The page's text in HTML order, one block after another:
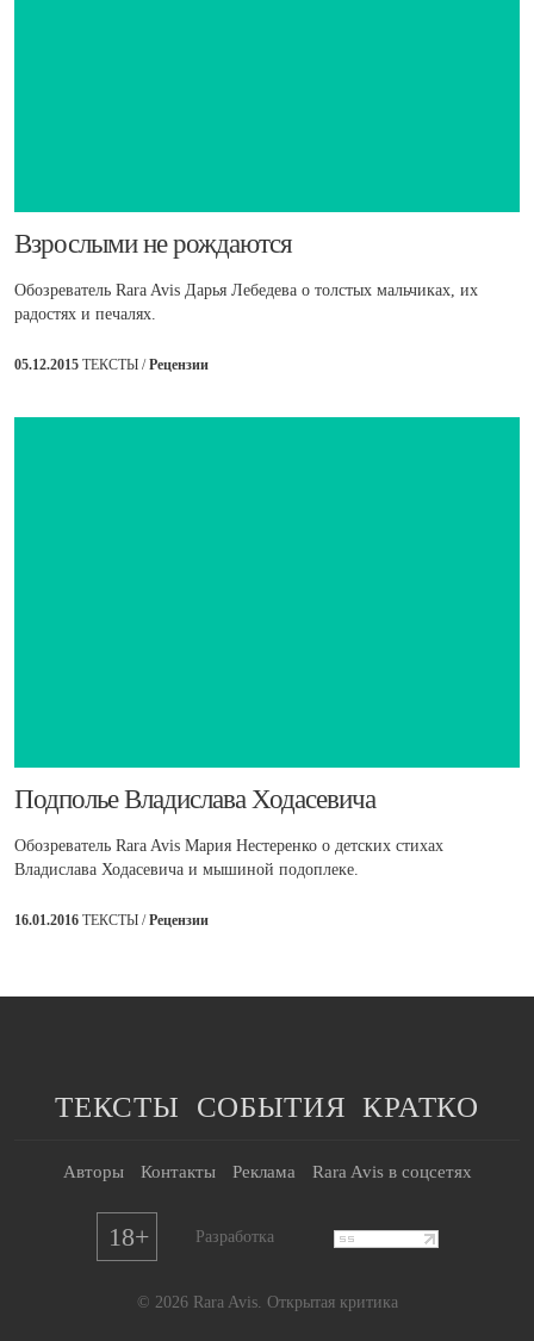
​Взрослыми не рождаются
Обозреватель Rara Avis Дарья Лебедева о толстых мальчиках, их
радостях и печалях.
05.12.2015 ТЕКСТЫ /Рецензии
​Подполье Владислава Ходасевича
Обозреватель Rara Avis Мария Нестеренко о детских стихах
Владислава Ходасевича и мышиной подоплеке.
16.01.2016 ТЕКСТЫ /Рецензии
ТЕКСТЫ СОБЫТИЯ КРАТКО
Авторы Контакты Реклама Rara Avis в соцсетях
18+ Разработка
© 2026 Rara Avis. Открытая критика